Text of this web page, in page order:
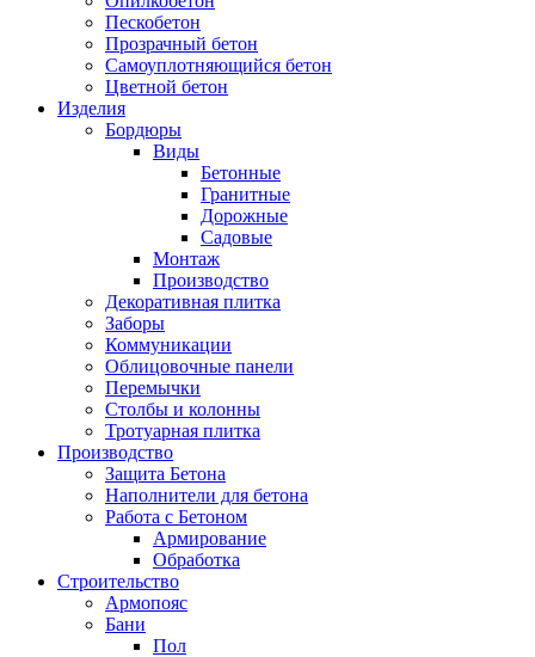
Пескобетон
Прозрачный бетон
Самоуплотняющийся бетон
Цветной бетон
Изделия
Бордюры
Виды
Бетонные
Гранитные
Дорожные
Садовые
Монтаж
Производство
Декоративная плитка
Заборы
Коммуникации
Облицовочные панели
Перемычки
Столбы и колонны
Тротуарная плитка
Производство
Защита Бетона
Наполнители для бетона
Работа с Бетоном
Армирование
Обработка
Строительство
Армопояс
Бани
Пол